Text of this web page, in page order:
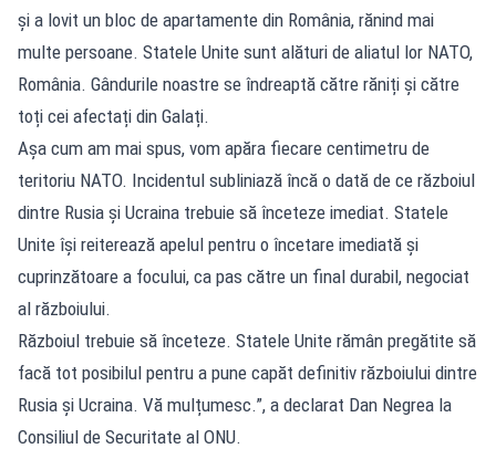
și a lovit un bloc de apartamente din România, rănind mai
multe persoane. Statele Unite sunt alături de aliatul lor NATO,
România. Gândurile noastre se îndreaptă către răniți și către
toți cei afectați din Galați.
Așa cum am mai spus, vom apăra fiecare centimetru de
teritoriu NATO. Incidentul subliniază încă o dată de ce războiul
dintre Rusia și Ucraina trebuie să înceteze imediat. Statele
Unite își reiterează apelul pentru o încetare imediată și
cuprinzătoare a focului, ca pas către un final durabil, negociat
al războiului.
Războiul trebuie să înceteze. Statele Unite rămân pregătite să
facă tot posibilul pentru a pune capăt definitiv războiului dintre
Rusia și Ucraina. Vă mulțumesc.”, a declarat Dan Negrea la
Consiliul de Securitate al ONU.